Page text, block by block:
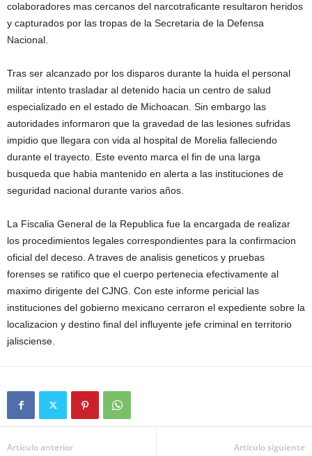
colaboradores mas cercanos del narcotraficante resultaron heridos
y capturados por las tropas de la Secretaria de la Defensa
Nacional.
Tras ser alcanzado por los disparos durante la huida el personal
militar intento trasladar al detenido hacia un centro de salud
especializado en el estado de Michoacan. Sin embargo las
autoridades informaron que la gravedad de las lesiones sufridas
impidio que llegara con vida al hospital de Morelia falleciendo
durante el trayecto. Este evento marca el fin de una larga
busqueda que habia mantenido en alerta a las instituciones de
seguridad nacional durante varios años.
La Fiscalia General de la Republica fue la encargada de realizar
los procedimientos legales correspondientes para la confirmacion
oficial del deceso. A traves de analisis geneticos y pruebas
forenses se ratifico que el cuerpo pertenecia efectivamente al
maximo dirigente del CJNG. Con este informe pericial las
instituciones del gobierno mexicano cerraron el expediente sobre la
localizacion y destino final del influyente jefe criminal en territorio
jalisciense.
Artículo anterior Artículo siguiente